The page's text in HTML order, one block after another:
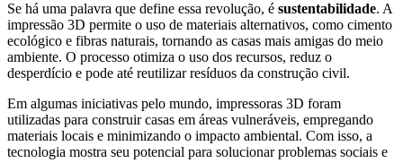
Se há uma palavra que define essa revolução, é sustentabilidade. A
impressão 3D permite o uso de materiais alternativos, como cimento
ecológico e fibras naturais, tornando as casas mais amigas do meio
ambiente. O processo otimiza o uso dos recursos, reduz o
desperdício e pode até reutilizar resíduos da construção civil.
Em algumas iniciativas pelo mundo, impressoras 3D foram
utilizadas para construir casas em áreas vulneráveis, empregando
materiais locais e minimizando o impacto ambiental. Com isso, a
tecnologia mostra seu potencial para solucionar problemas sociais e